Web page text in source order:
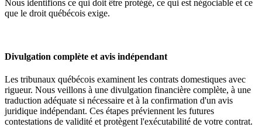
Nous identifions ce qui doit être protégé, ce qui est négociable et ce
que le droit québécois exige.
Divulgation complète et avis indépendant
Les tribunaux québécois examinent les contrats domestiques avec
rigueur. Nous veillons à une divulgation financière complète, à une
traduction adéquate si nécessaire et à la confirmation d'un avis
juridique indépendant. Ces étapes préviennent les futures
contestations de validité et protègent l'exécutabilité de votre contrat.